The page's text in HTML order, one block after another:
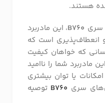
هستند.
سری B760، این مادربرد
انعطاف‌پذیری است که
که خواهان کیفیت
مادربرد شما را ناامید
یا توان بیشتری
سری B760 توصیه